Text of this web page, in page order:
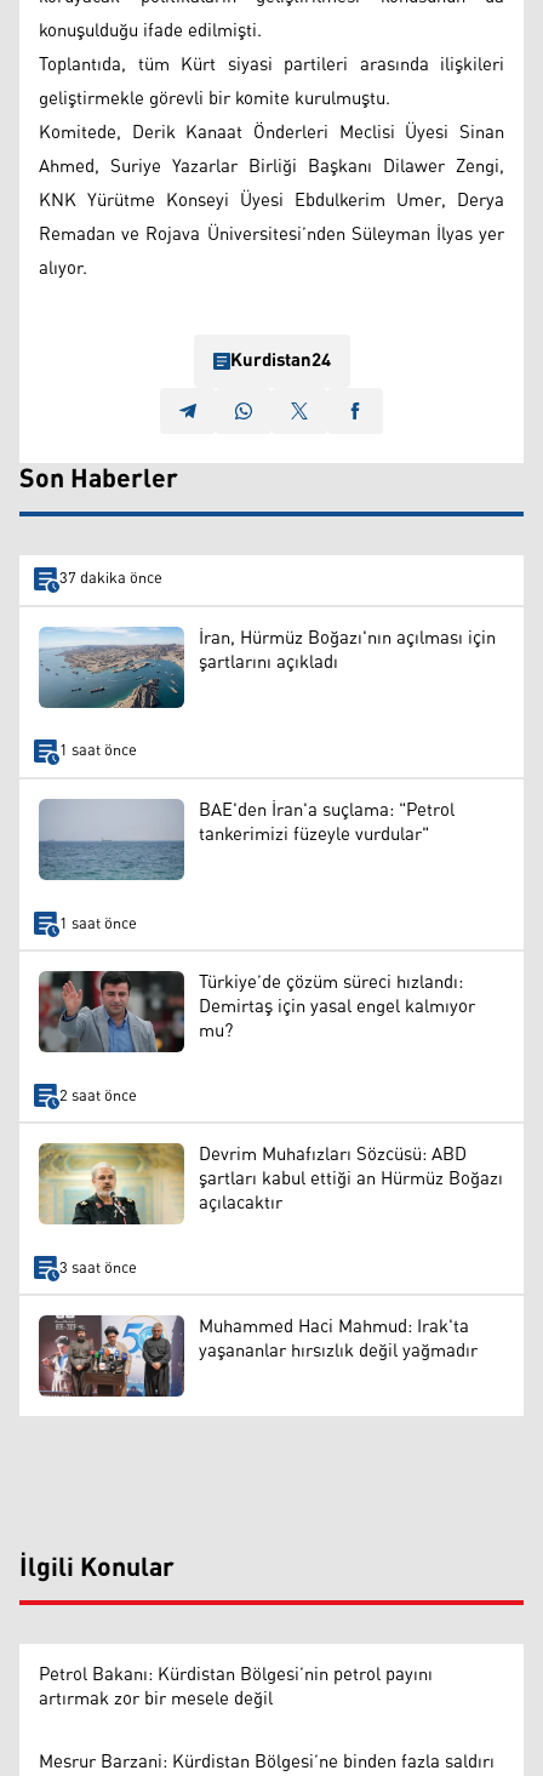
konuşulduğu ifade edilmişti.
Toplantıda, tüm Kürt siyasi partileri arasında ilişkileri
geliştirmekle görevli bir komite kurulmuştu.
Komitede, Derik Kanaat Önderleri Meclisi Üyesi Sinan
Ahmed, Suriye Yazarlar Birliği Başkanı Dilawer Zengi,
KNK Yürütme Konseyi Üyesi Ebdulkerim Umer, Derya
Remadan ve Rojava Üniversitesi’nden Süleyman İlyas yer
alıyor.
Kurdistan24
Son Haberler
37 dakika önce
İran, Hürmüz Boğazı'nın açılması için
şartlarını açıkladı
1 saat önce
BAE'den İran'a suçlama: "Petrol
tankerimizi füzeyle vurdular"
1 saat önce
Türkiye’de çözüm süreci hızlandı:
Demirtaş için yasal engel kalmıyor
mu?
2 saat önce
Devrim Muhafızları Sözcüsü: ABD
şartları kabul ettiği an Hürmüz Boğazı
açılacaktır
3 saat önce
Muhammed Haci Mahmud: Irak'ta
yaşananlar hırsızlık değil yağmadır
İlgili Konular
Petrol Bakanı: Kürdistan Bölgesi’nin petrol payını
artırmak zor bir mesele değil
Mesrur Barzani: Kürdistan Bölgesi’ne binden fazla saldırı